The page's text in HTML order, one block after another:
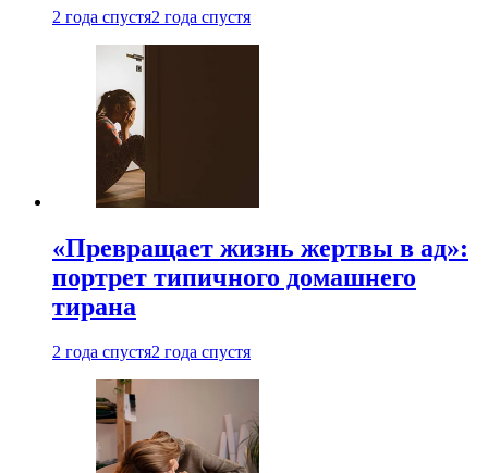
2 года спустя2 года спустя
«Превращает жизнь жертвы в ад»:
портрет типичного домашнего
тирана
2 года спустя2 года спустя